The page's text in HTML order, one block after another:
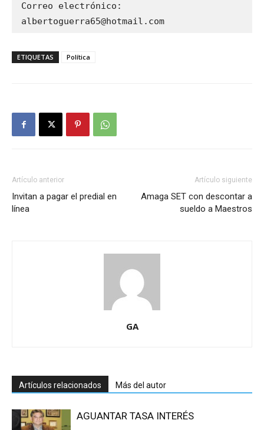
Correo electrónico:
albertoguerra65@hotmail.com
ETIQUETAS Política
Artículo anterior
Invitan a pagar el predial en
línea
Artículo siguiente
Amaga SET con descontar a
sueldo a Maestros
GA
Artículos relacionados Más del autor
AGUANTAR TASA INTERÉS